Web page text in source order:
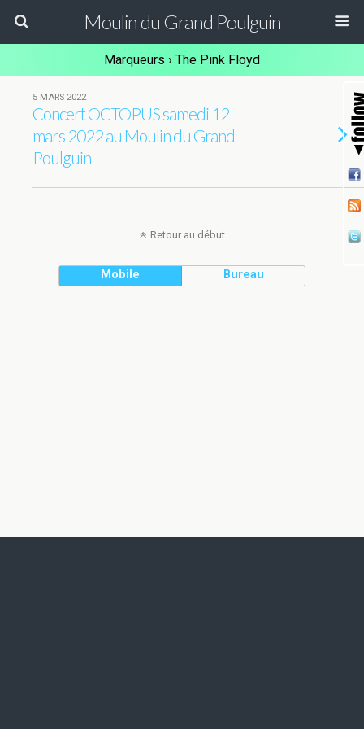
Moulin du Grand Poulguin
Marqueurs › The Pink Floyd
5 MARS 2022
Concert OCTOPUS samedi 12
mars 2022 au Moulin du Grand
Poulguin
Retour au début
Mobile Bureau